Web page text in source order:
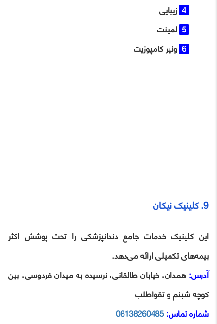
زیبایی
لمینت
ونیر کامپوزیت
9. کلینیک نیکان
این کلینیک خدمات جامع دندانپزشکی را تحت پوشش اکثر
بیمه‌های تکمیلی ارائه می‌دهد.
آدرس: همدان، خیابان طالقانی، نرسیده به میدان فردوسی، بین
کوچه شبنم و تقواطلب
شماره تماس:08138260485